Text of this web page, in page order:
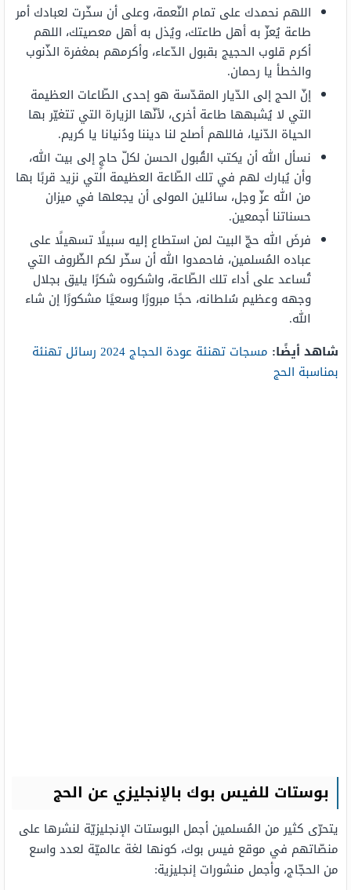
اللهم نحمدك على تمام النّعمة، وعلى أن سخّرت لعبادك أمر
طاعة يُعزّ به أهل طاعتك، ويُذل به أهل معصيتك، اللهم
أكرم قلوب الحجيج بقبول الدّعاء، وأكرمهم بمغفرة الذّنوب
والخطأ يا رحمان.
إنّ الحج إلى الدّيار المقدّسة هو إحدى الطّاعات العظيمة
التي لا يُشبهها طاعة أخرى، لأنّها الزيارة التي تتغيّر بها
الحياة الدّنيا، فاللهم أصلح لنا ديننا ودُنيانا يا كريم.
نسأل الله أن يكتب القُبول الحسن لكلّ حاجٍ إلى بيت الله،
وأن يُبارك لهم في تلك الطّاعة العظيمة التي نزيد قربًا بها
من الله عزّ وجل، سائلين المولى أن يجعلها في ميزان
حسناتنا أجمعين.
فرضَ الله حجّ البيت لمن استطاع إليه سبيلًا تسهيلًا على
عباده المُسلمين، فاحمدوا الله أن سخّر لكم الظّروف التي
تُساعد على أداء تلك الطّاعة، واشكروه شكرًا يليق بجلال
وجهه وعظيم سُلطانه، حجًا مبرورًا وسعيًا مشكورًا إن شاء
الله.
شاهد أيضًا:
مسجات تهنئة عودة الحجاج 2024 رسائل تهنئة
بمناسبة الحج
بوستات للفيس بوك بالإنجليزي عن الحج
يتحرّى كثير من المُسلمين أجمل البوستات الإنجليزيّة لنشرها على
منصّاتهم في موقع فيس بوك، كونها لغة عالميّة لعدد واسع
من الحجّاج، وأجمل منشورات إنجليزية: